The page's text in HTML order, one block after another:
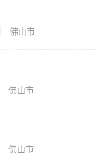
佛山市
佛山市
佛山市